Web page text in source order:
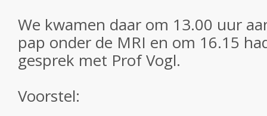
We kwamen daar om 13.00 uur
pap onder de MRI en om 16.15
gesprek met Prof Vogl.
Voorstel: